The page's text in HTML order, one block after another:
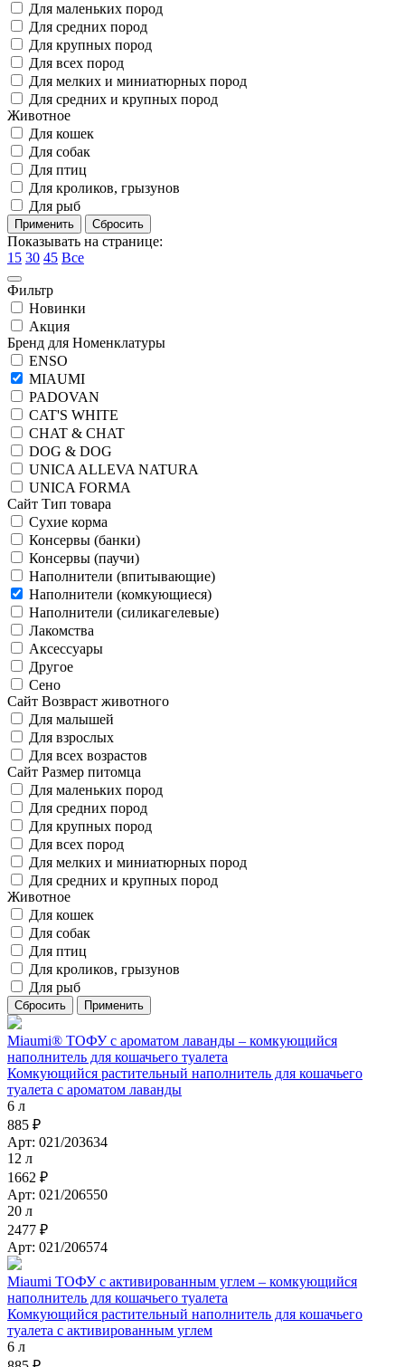
Для маленьких пород
Для средних пород
Для крупных пород
Для всех пород
Для мелких и миниатюрных пород
Для средних и крупных пород
Животное
Для кошек
Для собак
Для птиц
Для кроликов, грызунов
Для рыб
Показывать на странице:
15 30 45 Все
Фильтр
Новинки
Акция
Бренд для Номенклатуры
ENSO
MIAUMI
PADOVAN
CAT'S WHITE
CHAT & CHAT
DOG & DOG
UNICA ALLEVA NATURA
UNICA FORMA
Сайт Тип товара
Сухие корма
Консервы (банки)
Консервы (паучи)
Наполнители (впитывающие)
Наполнители (комкующиеся)
Наполнители (силикагелевые)
Лакомства
Аксессуары
Другое
Сено
Сайт Возвраст животного
Для малышей
Для взрослых
Для всех возрастов
Сайт Размер питомца
Для маленьких пород
Для средних пород
Для крупных пород
Для всех пород
Для мелких и миниатюрных пород
Для средних и крупных пород
Животное
Для кошек
Для собак
Для птиц
Для кроликов, грызунов
Для рыб
Miaumi® ТОФУ с ароматом лаванды – комкующийся
наполнитель для кошачьего туалета
Комкующийся растительный наполнитель для кошачьего
туалета с ароматом лаванды
6 л
885 ₽
Арт: 021/203634
12 л
1662 ₽
Арт: 021/206550
20 л
2477 ₽
Арт: 021/206574
Miaumi ТОФУ с активированным углем – комкующийся
наполнитель для кошачьего туалета
Комкующийся растительный наполнитель для кошачьего
туалета с активированным углем
6 л